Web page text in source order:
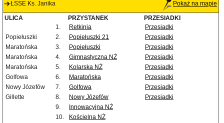
ŁSSE Ks. Janika Pokaż na mapie
ULICA PRZYSTANEK
PRZESIADKI
1.
Retkinia
Przesiadki
Popiełuszki
2. Popiełuszki 21
Przesiadki
Maratońska
3. Popiełuszki
Przesiadki
Maratońska
4. Gimnastyczna NŻ
Przesiadki
Maratońska
5. Kolarska NŻ
Przesiadki
Golfowa
6. Maratońska
Przesiadki
Nowy Józefów
7. Golfowa
Przesiadki
Gillette
8. Nowy Józefów
Przesiadki
9.
Innowacyjna NŻ
10.
Kościelna NŻ